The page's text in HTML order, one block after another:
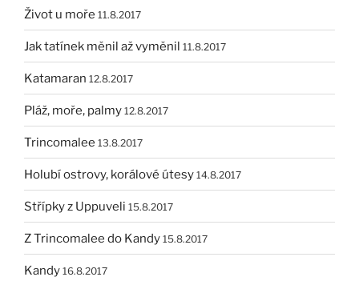
Život u moře 11.8.2017
Jak tatínek měnil až vyměnil 11.8.2017
Katamaran 12.8.2017
Pláž, moře, palmy 12.8.2017
Trincomalee 13.8.2017
Holubí ostrovy, korálové útesy 14.8.2017
Střípky z Uppuveli 15.8.2017
Z Trincomalee do Kandy 15.8.2017
Kandy 16.8.2017